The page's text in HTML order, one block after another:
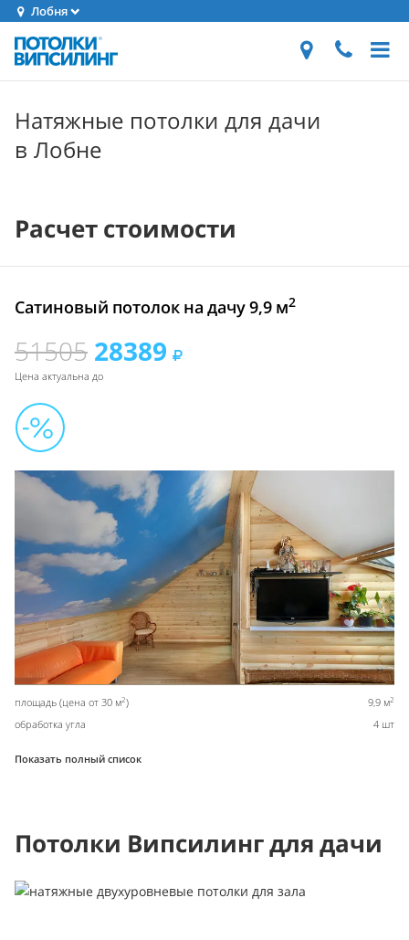
Лобня
Натяжные потолки для дачи
в Лобне
Расчет стоимости
Сатиновый потолок на дачу 9,9 м2
51505 28389
Цена актуальна до
площадь (цена от 30 м2) 9,9 м2
обработка угла 4 шт
Показать полный список
Потолки Випсилинг для дачи